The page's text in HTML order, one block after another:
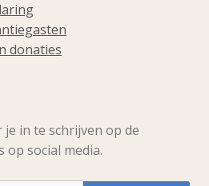
donaties
in te schrijven op de
social media.